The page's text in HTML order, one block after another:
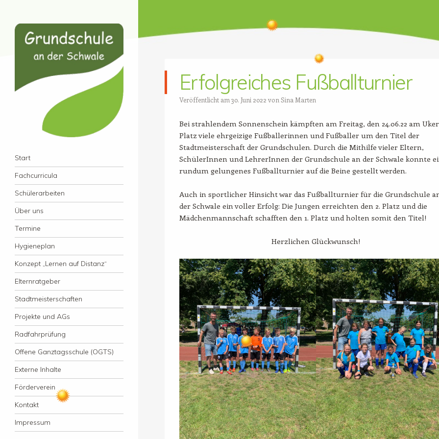
Grundschule an der
Schwale
Menü
Zum Inhalt springen
Start
Fachcurricula
Schülerarbeiten
Über uns
Termine
Hygieneplan
Konzept „Lernen auf Distanz“
Elternratgeber
Stadtmeisterschaften
Projekte und AGs
Radfahrprüfung
Offene Ganztagsschule (OGTS)
Externe Inhalte
Förderverein
Kontakt
Impressum
Erfolgreiches Fußballturnier
Veröffentlicht am 30. Juni 2022 von Sina Marten
Bei strahlendem Sonnenschein kämpften am Freitag, den 24.06.22 am Uker
Platz viele ehrgeizige Fußballerinnen und Fußballer um den Titel der
Stadtmeisterschaft der Grundschulen. Durch die Mithilfe vieler Eltern,
SchülerInnen und LehrerInnen der Grundschule an der Schwale konnte
rundum gelungenes Fußballturnier auf die Beine gestellt werden.
Auch in sportlicher Hinsicht war das Fußballturnier für die Grundschule
der Schwale ein voller Erfolg: Die Jungen erreichten den 2. Platz und die
Mädchenmannschaft schafften den 1. Platz und holten somit den Titel!
Herzlichen Glückwunsch!